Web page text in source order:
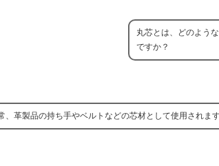
丸芯とは、どのよう
ですか？
革製品の持ち手やベルトなどの芯材として使用されます